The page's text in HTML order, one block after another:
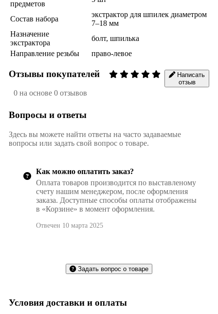
предметов
Состав набора
экстрактор для шпилек диаметром
7–18 мм
Назначение
экстрактора
болт, шпилька
Направление резьбы
право-левое
Отзывы покупателей
0 на основе 0 отзывов
Написать
отзыв
Вопросы и ответы
Здесь вы можете найти ответы на часто задаваемые
вопросы или задать свой вопрос о товаре.
Как можно оплатить заказ?
Оплата товаров производится по выставленому
счету нашим менеджером, после оформления
заказа. Доступные способы оплаты отображены
в «Корзине» в момент оформления.
Отвечен 10 марта 2025
Задать вопрос о товаре
Условия доставки и оплаты